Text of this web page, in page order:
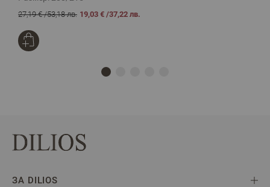
27,19 €/53,18 лв. 19,03 € /37,22 лв.
ЗА DILIOS